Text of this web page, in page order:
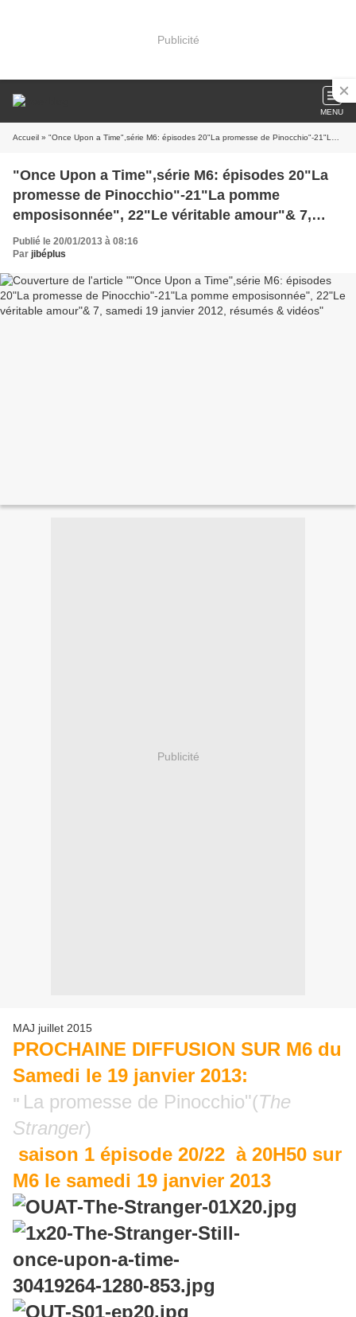
Publicité
MENU
Accueil » "Once Upon a Time",série M6: épisodes 20"La promesse de Pinocchio"-21"La pomme emposisonnée", 22"Le véritable amour"& 7, samedi 19 janvier 2012, résumés & vidéos
"Once Upon a Time",série M6: épisodes 20"La
promesse de Pinocchio"-21"La pomme
emposisonnée", 22"Le véritable amour"& 7,
samedi 19 janvier 2012, résumés & vidéos
Publié le 20/01/2013 à 08:16
Par jibéplus
Publicité
MAJ juillet 2015
PROCHAINE DIFFUSION SUR M6 du
Samedi le 19 janvier 2013:
" La promesse de Pinocchio"(The
Stranger)
saison 1 épisode 20/22 à 20H50 sur
M6 le samedi 19 janvier 2013